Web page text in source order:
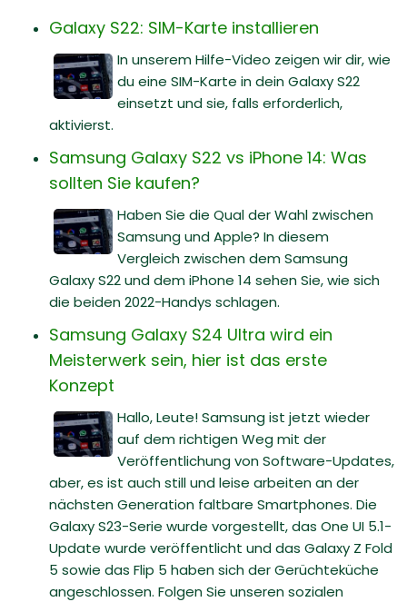
Galaxy S22: SIM-Karte installieren
In unserem Hilfe-Video zeigen wir dir, wie
du eine SIM-Karte in dein Galaxy S22
einsetzt und sie, falls erforderlich,
aktivierst.
Samsung Galaxy S22 vs iPhone 14: Was
sollten Sie kaufen?
Haben Sie die Qual der Wahl zwischen
Samsung und Apple? In diesem
Vergleich zwischen dem Samsung
Galaxy S22 und dem iPhone 14 sehen Sie, wie sich
die beiden 2022-Handys schlagen.
Samsung Galaxy S24 Ultra wird ein
Meisterwerk sein, hier ist das erste
Konzept
Hallo, Leute! Samsung ist jetzt wieder
auf dem richtigen Weg mit der
Veröffentlichung von Software-Updates,
aber, es ist auch still und leise arbeiten an der
nächsten Generation faltbare Smartphones. Die
Galaxy S23-Serie wurde vorgestellt, das One UI 5.1-
Update wurde veröffentlicht und das Galaxy Z Fold
5 sowie das Flip 5 haben sich der Gerüchteküche
angeschlossen. Folgen Sie unseren sozialen